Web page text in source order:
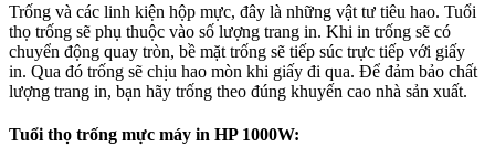
Trống và các linh kiện hộp mực, đây là những vật tư tiêu hao. Tuổi
thọ trống sẽ phụ thuộc vào số lượng trang in. Khi in trống sẽ có
chuyển động quay tròn, bề mặt trống sẽ tiếp súc trực tiếp với giấy
in. Qua đó trống sẽ chịu hao mòn khi giấy đi qua. Để đảm bảo chất
lượng trang in, bạn hãy trống theo đúng khuyến cao nhà sản xuất.
Tuổi thọ trống mực máy in HP 1000W: